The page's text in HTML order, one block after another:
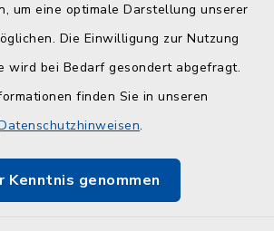
um eine optimale Darstellung unserer
Die Einwilligung zur Nutzung
wird bei Bedarf gesondert abgefragt.
finden Sie in unseren
.
Kenntnis genommen
Barrierefreiheit
Impressum